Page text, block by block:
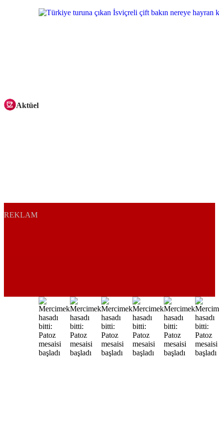
Aktüel
REKLAM